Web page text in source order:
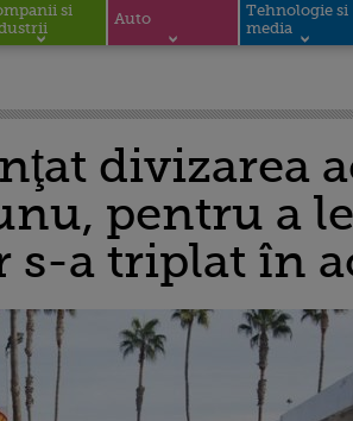
si
Auto
Tehnologie si
media
divizarea
pentru a
s-a triplat în